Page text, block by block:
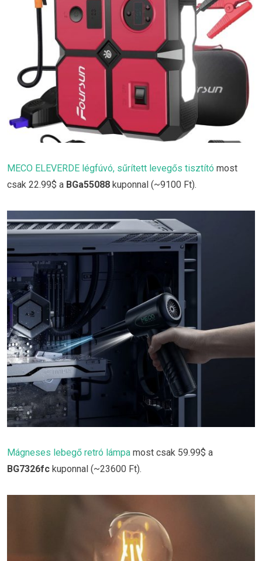
MECO ELEVERDE légfúvó, sűrített levegős tisztító most
csak 22.99$ a BGa55088 kuponnal (~9100 Ft).
Mágneses lebegő retró lámpa most csak 59.99$ a
BG7326fc kuponnal (~23600 Ft).